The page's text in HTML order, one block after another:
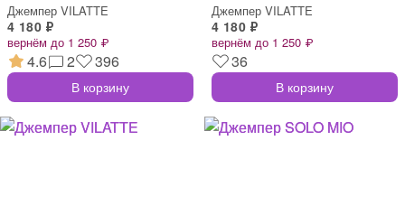
Джемпер VILATTE
4 180 ₽
вернём до 1 250 ₽
4.6 2 396
В корзину
Джемпер VILATTE
4 180 ₽
вернём до 1 250 ₽
36
В корзину